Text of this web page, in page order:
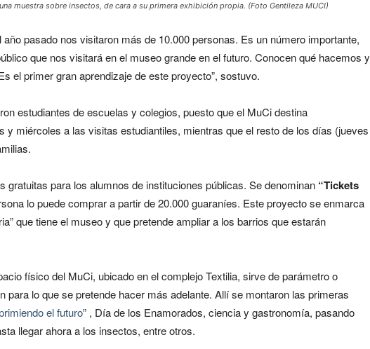
muestra sobre insectos, de cara a su primera exhibición propia. (Foto Gentileza MUCI)
año pasado nos visitaron más de 10.000 personas. Es un número importante,
que nos visitará en el museo grande en el futuro. Conocen qué hacemos y
el primer gran aprendizaje de este proyecto”, sostuvo.
estudiantes de escuelas y colegios, puesto que el MuCi destina
y miércoles a las visitas estudiantiles, mientras que el resto de los días (jueves
gratuitas para los alumnos de instituciones públicas. Se denominan “Tickets
lo puede comprar a partir de 20.000 guaraníes. Este proyecto se enmarca
que tiene el museo y que pretende ampliar a los barrios que estarán
físico del MuCi, ubicado en el complejo Textilia, sirve de parámetro o
para lo que se pretende hacer más adelante. Allí se montaron las primeras
el futuro” , Día de los Enamorados, ciencia y gastronomía, pasando
llegar ahora a los insectos, entre otros.